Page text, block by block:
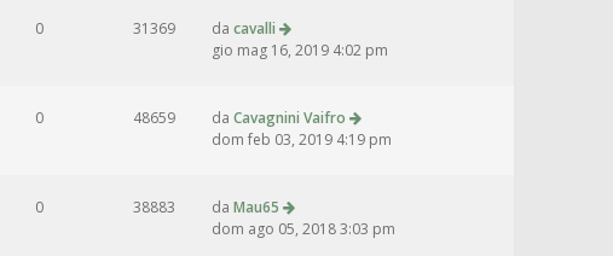
0 31369 da cavalli
gio mag 16, 2019 4:02 pm
0 48659 da Cavagnini Vaifro
dom feb 03, 2019 4:19 pm
0 38883 da Mau65
dom ago 05, 2018 3:03 pm